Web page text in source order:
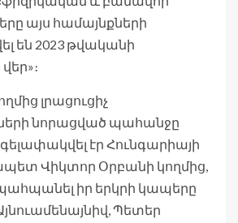
այս համայնքների
են 2023 թվականի
լրացուցիչ
նորացված պահանջը
էր Հունգարիայի
Վիկտոր Օրբանի կողմից,
իր երկրի կապերը
Պետեր